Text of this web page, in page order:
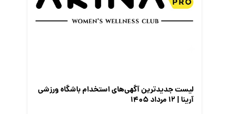
لیست جدیدترین آگهی‌های استخدام باشگاه ورزشی
آرینا | ۱۲ مرداد ۱۴۰۵